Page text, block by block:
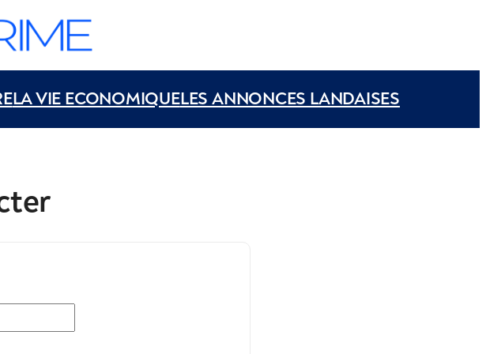
LA VIE ECONOMIQUELES ANNONCES LANDAISES